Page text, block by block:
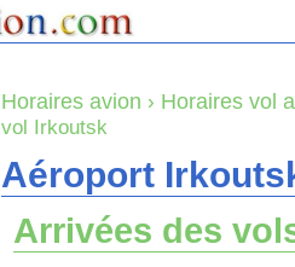
Horaires avion › Horaires vol
vol Irkoutsk
Aéroport
Arrivées des